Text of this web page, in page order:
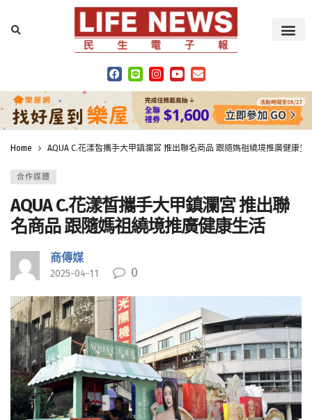
Home AQUA C.花漾皙攜手大甲鎮瀾宮 推出聯名商品 跟隨媽祖繞境推廣健康生
合作媒體
AQUA C.花漾皙攜手大甲鎮瀾宮 推出聯
名商品 跟隨媽祖繞境推廣健康生活
商傳媒
2025-04-11 0